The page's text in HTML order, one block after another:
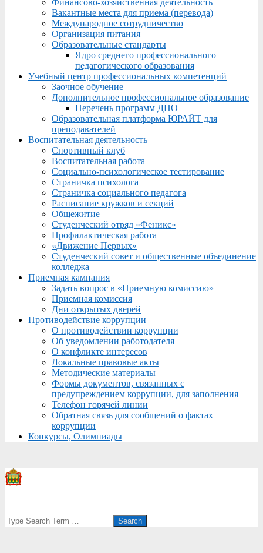
Финансово-хозяйственная деятельность
Вакантные места для приема (перевода)
Международное сотрудничество
Организация питания
Образовательные стандарты
Ядро среднего профессионального
педагогического образования
Учебный центр профессиональных компетенций
Заочное обучение
Дополнительное профессиональное образование
Перечень программ ДПО
Образовательная платформа ЮРАЙТ для
преподавателей
Воспитательная деятельность
Спортивный клуб
Воспитательная работа
Социально-психологическое тестирование
Страничка психолога
Страничка социального педагога
Расписание кружков и секций
Общежитие
Студенческий отряд «Феникс»
Профилактическая работа
«Движение Первых»
Студенческий совет и общественные объединение
колледжа
Приемная кампания
Задать вопрос в «Приемную комиссию»
Приемная комиссия
Дни открытых дверей
Противодействие коррупции
О противодействии коррупции
Об уведомлении работодателя
О конфликте интересов
Локальные правовые акты
Методические материалы
Формы документов, связанных с
предупреждением коррупции, для заполнения
Телефон горячей линии
Обратная связь для сообщений о фактах
коррупции
Конкурсы, Олимпиады
Search